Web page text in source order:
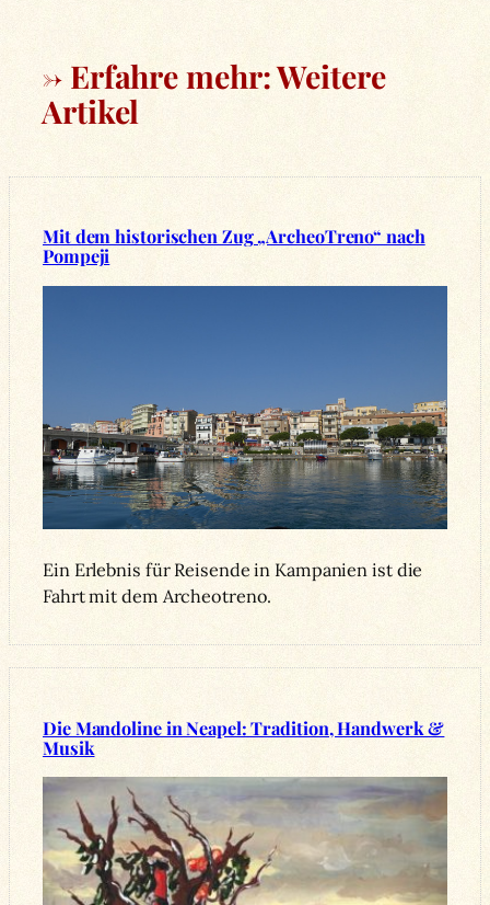
→ Erfahre mehr: Weitere
Artikel
Mit dem historischen Zug „ArcheoTreno“ nach
Pompeji
Ein Erlebnis für Reisende in Kampanien ist die
Fahrt mit dem Archeotreno.
Die Mandoline in Neapel: Tradition, Handwerk &
Musik